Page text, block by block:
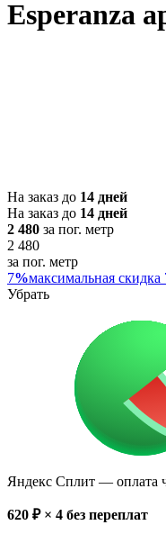
Esperanza
На заказ до 14 дней
На заказ до 14 дней
2 480 за пог. метр
2 480
за пог. метр
7%максимальная скидка
Убрать
Яндекс Сплит — оплата
620 ₽ × 4 без переплат